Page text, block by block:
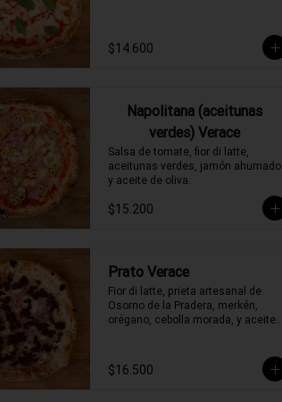
$14.600
Napolitana (aceitunas
verdes) Verace
Salsa de tomate, fior di latte,
aceitunas verdes, jamón ahumado
y aceite de oliva.
$15.200
Prato Verace
Fior di latte, prieta artesanal de
Osorno de la Pradera, merkén,
orégano, cebolla morada, y aceite
$16.500